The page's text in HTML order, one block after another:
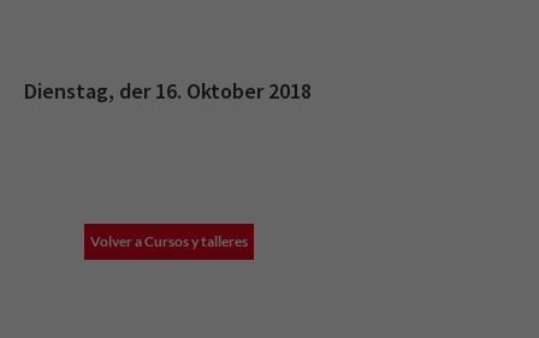
Dienstag, der 16. Oktober 2018
Volver a Cursos y talleres